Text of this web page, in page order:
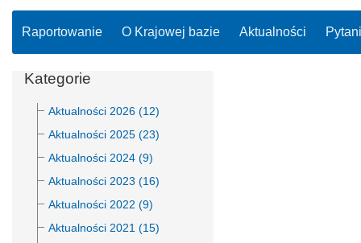
Raportowanie O Krajowej bazie Aktualności
Kategorie
Aktualności 2026 (12)
Aktualności 2025 (23)
Aktualności 2024 (9)
Aktualności 2023 (16)
Aktualności 2022 (9)
Aktualności 2021 (15)